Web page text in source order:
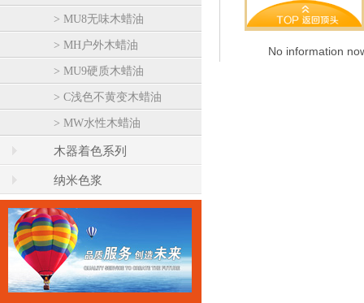
> MU8无味木蜡油
> MH户外木蜡油
> MU9硬质木蜡油
> C浅色不黄变木蜡油
> MW水性木蜡油
木器着色系列
纳米色浆
No information